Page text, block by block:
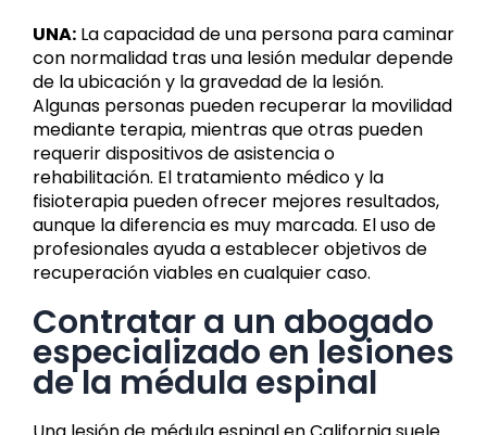
UNA: La capacidad de una persona para caminar
con normalidad tras una lesión medular depende
de la ubicación y la gravedad de la lesión.
Algunas personas pueden recuperar la movilidad
mediante terapia, mientras que otras pueden
requerir dispositivos de asistencia o
rehabilitación. El tratamiento médico y la
fisioterapia pueden ofrecer mejores resultados,
aunque la diferencia es muy marcada. El uso de
profesionales ayuda a establecer objetivos de
recuperación viables en cualquier caso.
Contratar a un abogado
especializado en lesiones
de la médula espinal